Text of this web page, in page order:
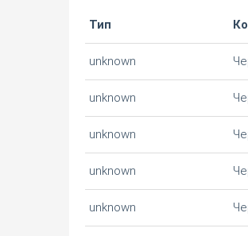
Тип
unknown
unknown
unknown
unknown
unknown